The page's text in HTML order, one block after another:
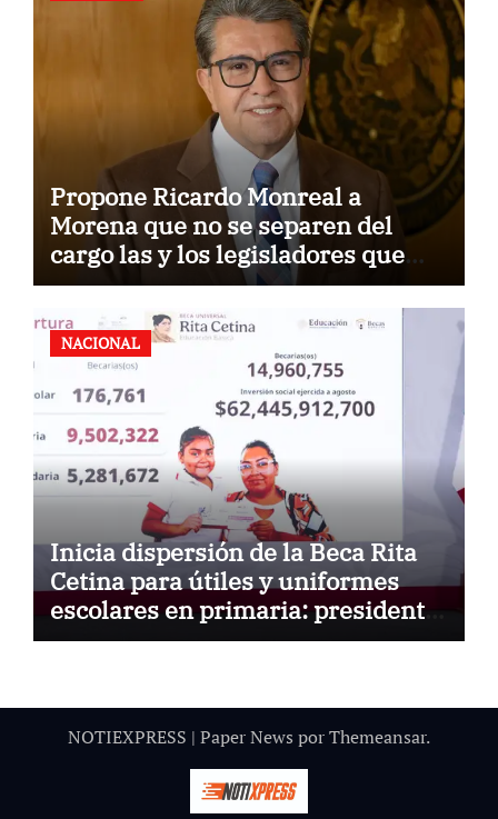
Propone Ricardo Monreal a
Morena que no se separen del
cargo las y los legisladores que
quieren reelegirse
NACIONAL
Inicia dispersión de la Beca Rita
Cetina para útiles y uniformes
escolares en primaria: presidenta
Claudia Sheinbaum
NOTIEXPRESS | Paper News porThemeansar.